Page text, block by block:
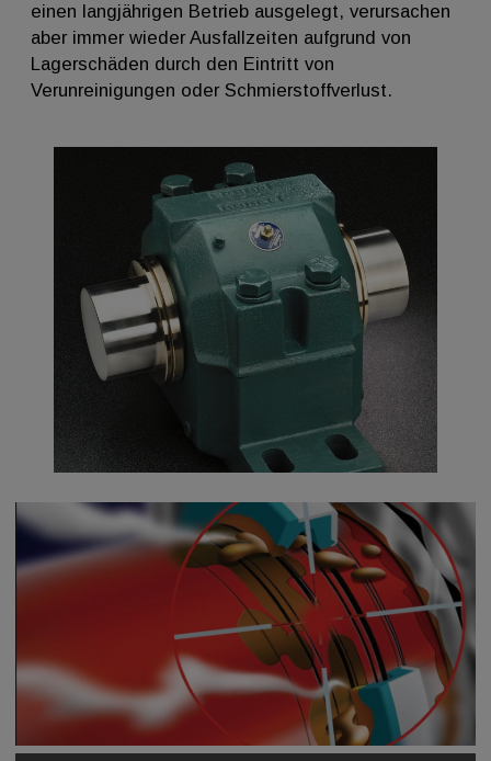
einen langjährigen Betrieb ausgelegt, verursachen
aber immer wieder Ausfallzeiten aufgrund von
Lagerschäden durch den Eintritt von
Verunreinigungen oder Schmierstoffverlust.